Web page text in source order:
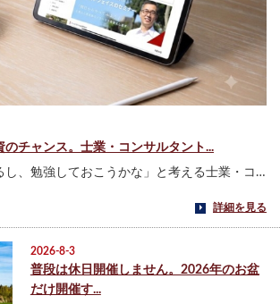
のチャンス。士業・コンサルタント...
し、勉強しておこうかな」と考える士業・コ…
詳細を見る
2026-8-3
普段は休日開催しません。2026年のお盆
だけ開催す...